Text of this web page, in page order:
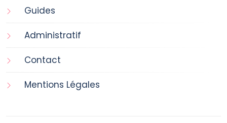
Guides
Administratif
Contact
Mentions Légales